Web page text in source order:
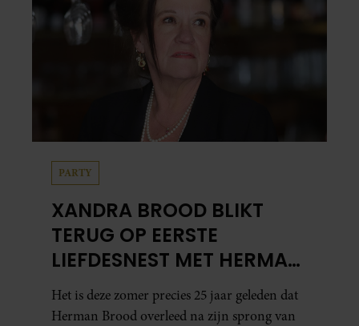
PARTY
XANDRA BROOD BLIKT
TERUG OP EERSTE
LIEFDESNEST MET HERMAN
BROOD: “HIER IS LOLA
GEBOREN”
Het is deze zomer precies 25 jaar geleden dat
Herman Brood overleed na zijn sprong van